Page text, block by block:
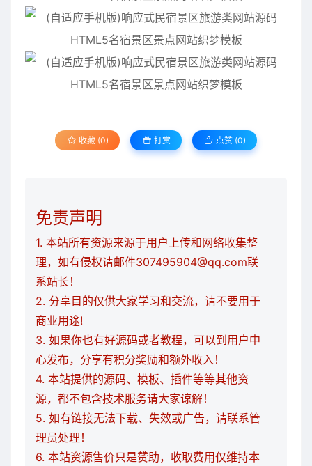
收藏 (0) 打赏 点赞 (0)
免责声明
1. 本站所有资源来源于用户上传和网络收集整
理，如有侵权请邮件307495904@qq.com联
系站长！
2. 分享目的仅供大家学习和交流，请不要用于
商业用途!
3. 如果你也有好源码或者教程，可以到用户中
心发布，分享有积分奖励和额外收入！
4. 本站提供的源码、模板、插件等等其他资
源，都不包含技术服务请大家谅解！
5. 如有链接无法下载、失效或广告，请联系管
理员处理！
6. 本站资源售价只是赞助，收取费用仅维持本